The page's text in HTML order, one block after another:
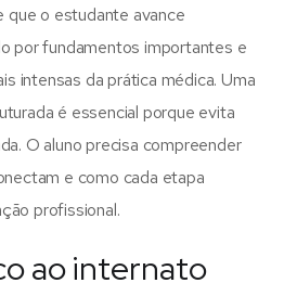
que o estudante avance
por fundamentos importantes e
intensas da prática médica. Uma
é essencial porque evita
O aluno precisa compreender
e como cada etapa
profissional.
ao internato